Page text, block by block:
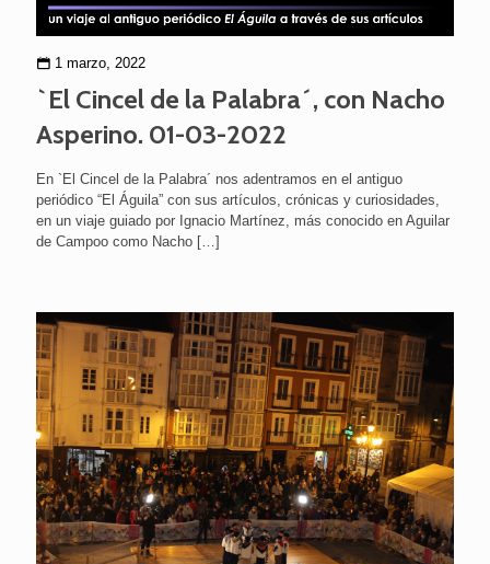
1 marzo, 2022
`El Cincel de la Palabra´, con Nacho
Asperino. 01-03-2022
En `El Cincel de la Palabra´ nos adentramos en el antiguo
periódico “El Águila” con sus artículos, crónicas y curiosidades,
en un viaje guiado por Ignacio Martínez, más conocido en Aguilar
de Campoo como Nacho […]